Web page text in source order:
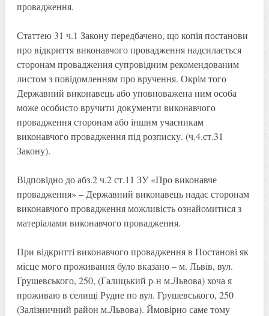
провадження.
Статтею 31 ч.1 Закону передбачено, що копія постанови
про відкриття виконавчого провадження надсилається
сторонам провадження супровідним рекомендованим
листом з повідомленням про вручення. Окрім того
Державний виконавець або уповноважена ним особа
може особисто вручити документи виконавчого
провадження сторонам або іншим учасникам
виконавчого провадження під розписку. (ч.4.ст.31
Закону).
Відповідно до абз.2 ч.2 ст.11 ЗУ «Про виконавче
провадження» – Державний виконавець надає сторонам
виконавчого провадження можливість ознайомитися з
матеріалами виконавчого провадження.
При відкритті виконавчого провадження в Постанові як
місце мого проживання було вказано – м. Львів, вул.
Грушевського, 250, (Галицький р-н м.Львова) хоча я
проживаю в селищі Рудне по вул. Грушевського, 250
(Залізничний район м.Львова). Ймовірно саме тому